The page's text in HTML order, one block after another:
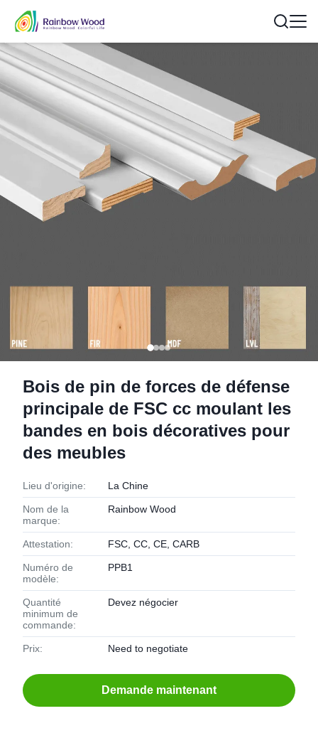
Bois de pin de forces de défense
principale de FSC cc moulant les
bandes en bois décoratives pour
des meubles
Lieu d'origine: La Chine
Nom de la
marque:
Rainbow Wood
Attestation: FSC, CC, CE, CARB
Numéro de
modèle:
PPB1
Quantité
minimum de
commande:
Devez négocier
Prix: Need to negotiate
Demande maintenant